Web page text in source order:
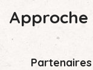
Partenaires